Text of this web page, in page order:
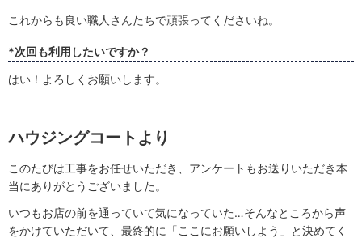
これからも良い職人さんたちで頑張ってくださいね。
*次回も利用したいですか？
はい！よろしくお願いします。
ハウジングコートより
このたびは工事をお任せいただき、アンケートもお送りいただき本
当にありがとうございました。
いつもお店の前を通っていて気になっていた…そんなところから声
をかけていただいて、最終的に「ここにお願いしよう」と決めてく